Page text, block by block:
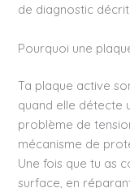
de diagnostic
Pourquoi une
Ta plaque active
quand elle détecte
problème de
mécanisme de
Une fois que tu as
surface, en